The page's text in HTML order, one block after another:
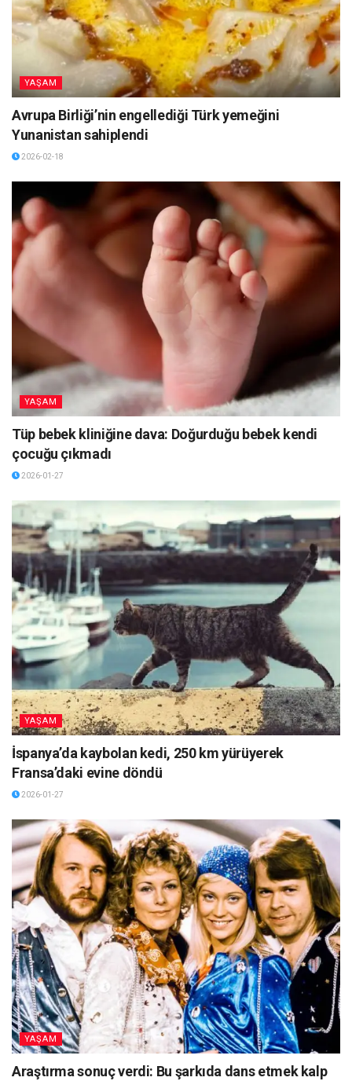
YAŞAM
Avrupa Birliği’nin engellediği Türk yemeğini
Yunanistan sahiplendi
2026-02-18
YAŞAM
Tüp bebek kliniğine dava: Doğurduğu bebek kendi
çocuğu çıkmadı
2026-01-27
YAŞAM
İspanya’da kaybolan kedi, 250 km yürüyerek
Fransa’daki evine döndü
2026-01-27
YAŞAM
Araştırma sonuç verdi: Bu şarkıda dans etmek kalp